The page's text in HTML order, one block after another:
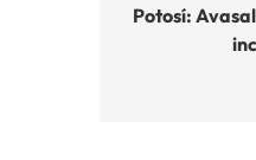
de
entradas
Potosí: